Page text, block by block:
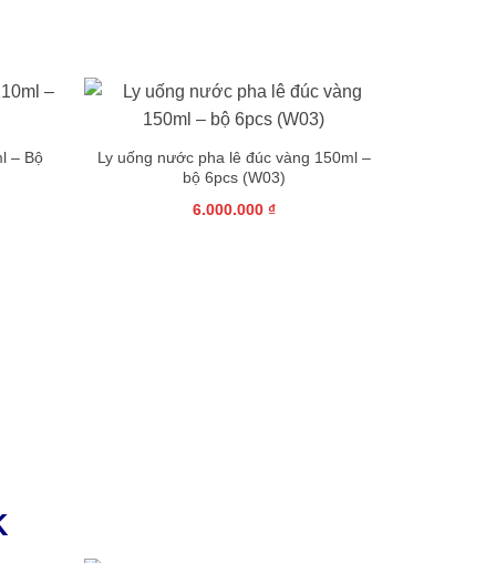
– Bộ
Ly uống nước pha lê đúc vàng 150ml –
bộ 6pcs (W03)
6.000.000 ₫